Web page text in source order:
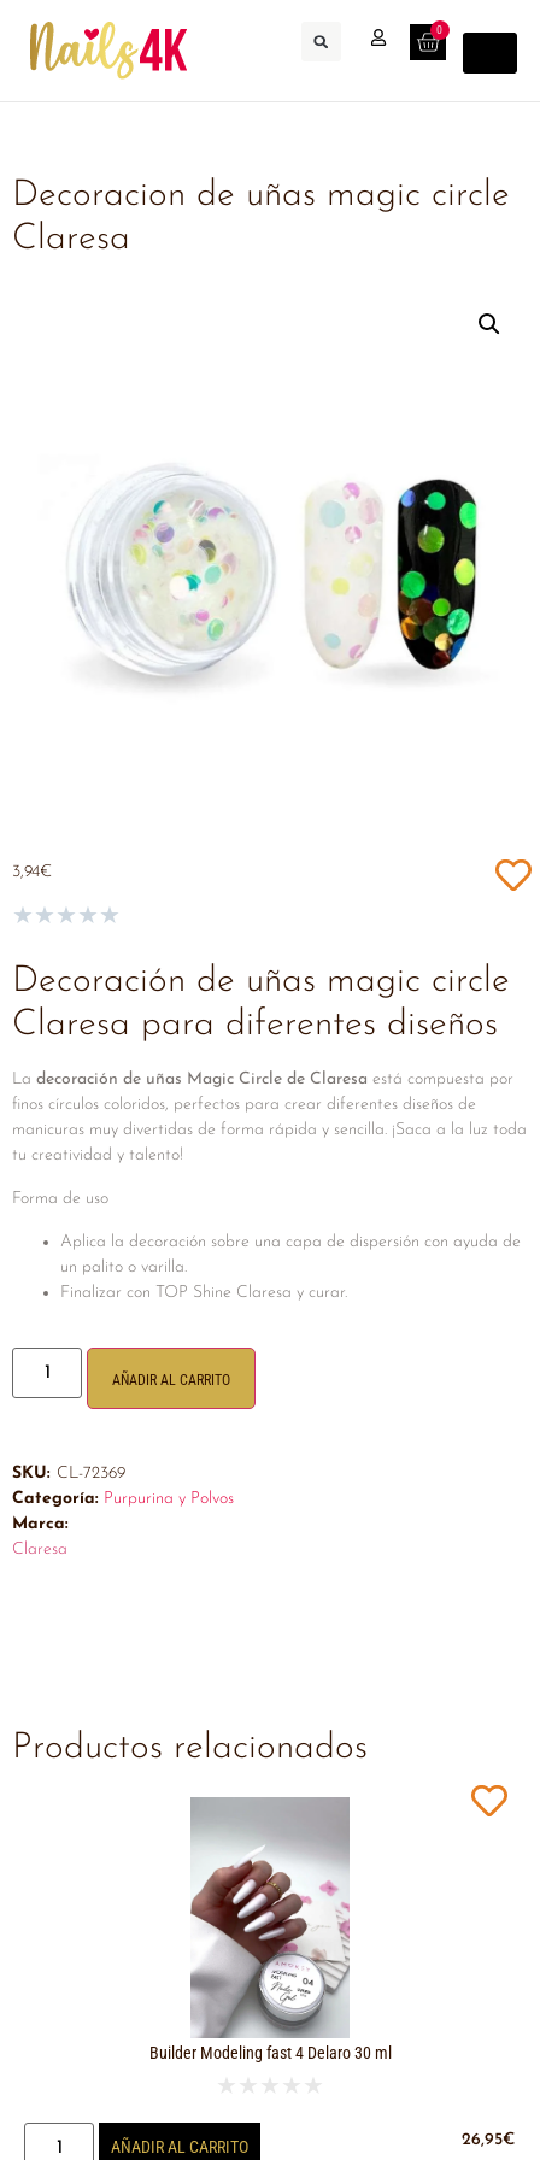
0
Decoracion de uñas magic circle
Claresa
3,94€
★★★★★
Decoración de uñas magic circle
Claresa para diferentes diseños
La decoración de uñas Magic Circle de Claresa está compuesta por
finos círculos coloridos, perfectos para crear diferentes diseños de
manicuras muy divertidas de forma rápida y sencilla. ¡Saca a la luz toda
tu creatividad y talento!
Forma de uso
Aplica la decoración sobre una capa de dispersión con ayuda de
un palito o varilla.
Finalizar con TOP Shine Claresa y curar.
AÑADIR AL CARRITO
SKU: CL-72369
Categoría: Purpurina y Polvos
Marca:
Claresa
Productos relacionados
Builder Modeling fast 4 Delaro 30 ml
★ ★ ★ ★ ★
26,95€
AÑADIR AL CARRITO